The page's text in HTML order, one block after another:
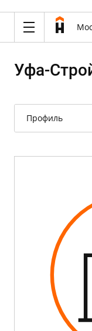
Уфа-
Профиль